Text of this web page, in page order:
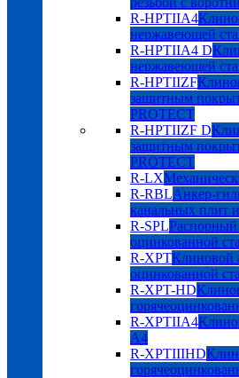
R-HPTIIA4
нержавеющей
R-HPTIIA4 D
нержавеющей
R-HPTIIZF
защитным
PROTECT
R-HPTIIZF D
защитным
PROTECT
R-LX
R-RBLАнкер-
канальных плит
R-SPLРаспорный
оцинкованной
R-XPTКлиновой
оцинкованной
R-XPT-HD
R-XPTIIA4
А4
R-XPTIIIHD